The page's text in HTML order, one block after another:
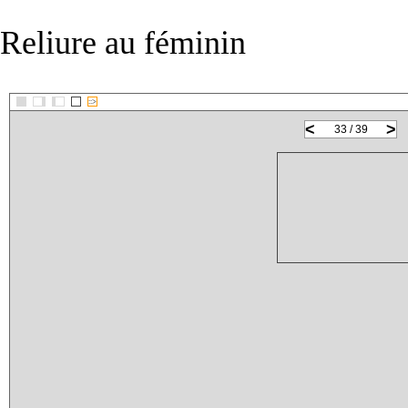
Reliure au féminin
::>
< >
33 / 39